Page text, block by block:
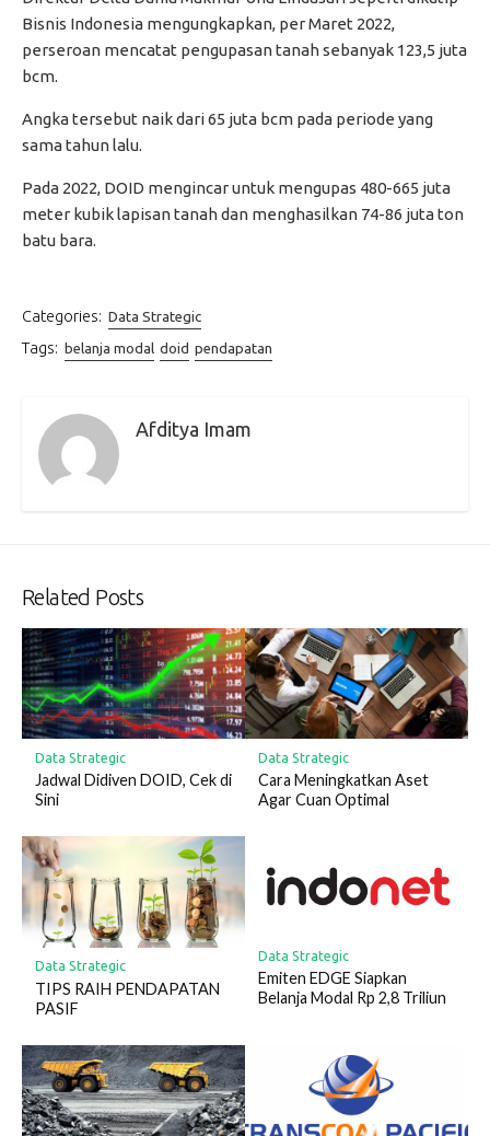
Bisnis Indonesia mengungkapkan, per Maret 2022,
perseroan mencatat pengupasan tanah sebanyak 123,5 juta
bcm.
Angka tersebut naik dari 65 juta bcm pada periode yang
sama tahun lalu.
Pada 2022, DOID mengincar untuk mengupas 480-665 juta
meter kubik lapisan tanah dan menghasilkan 74-86 juta ton
batu bara.
Categories: Data Strategic
Tags: belanja modal doid pendapatan
Afditya Imam
Related Posts
Data Strategic
Jadwal Didiven DOID, Cek di
Sini
Data Strategic
Cara Meningkatkan Aset
Agar Cuan Optimal
Data Strategic
TIPS RAIH PENDAPATAN
PASIF
Data Strategic
Emiten EDGE Siapkan
Belanja Modal Rp 2,8 Triliun